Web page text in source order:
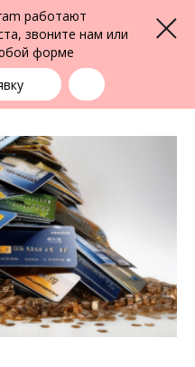
работают
звоните нам или
форме
55-83-49